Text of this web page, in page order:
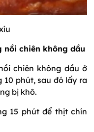
nồi chiên không dầu
chiên không dầu ở
10 phút, sau đó lấy ra
bị khô.
15 phút để thịt chín